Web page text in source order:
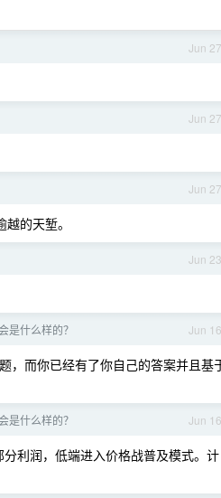
Jun 27
Jun 27
Jun 27
的天堑。
Jun 23
Jun 16
是什么样的？
，而你已经有了你自己的答案并且基
Jun 16
是什么样的？
利润，低端进入价格战普及模式。计